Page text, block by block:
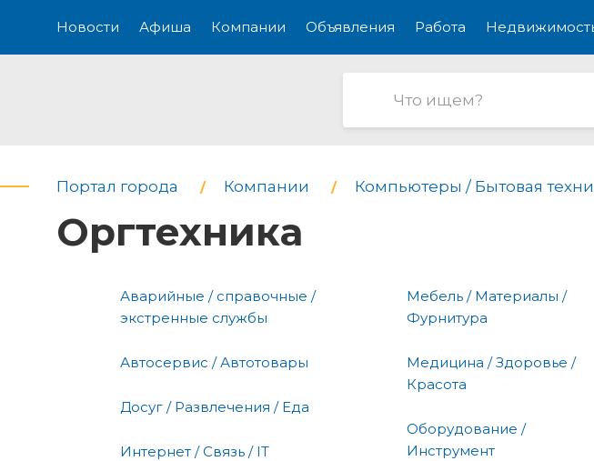
Новости Афиша Компании Объявления Работа
Портал города Компании Компьютеры / Бытовая
Оргтехника
Аварийные / справочные /
экстренные службы
Автосервис / Автотовары
Досуг / Развлечения / Еда
Интернет / Связь / IT
Мебель / Материалы /
Фурнитура
Медицина / Здоровье /
Красота
Оборудование /
Инструмент